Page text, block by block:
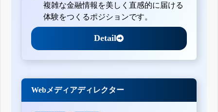
複雑な金融情報を美しく直感的に届ける
体験をつくるポジションです。
Detail
Webメディアディレクター